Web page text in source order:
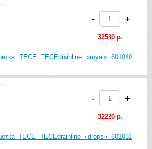
TECE TECEdrainline «royal» 601040
- +
32580 р.
TECE TECEdrainline «drops» 601031
- +
32220 р.